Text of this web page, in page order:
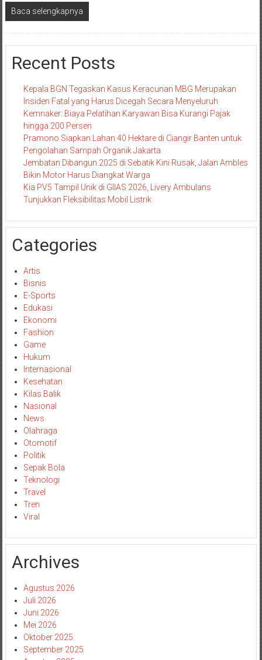
Baca selengkapnya
Recent Posts
Kepala BGN Tegaskan Kasus Keracunan MBG Merupakan
Insiden Fatal yang Harus Dicegah Secara Menyeluruh
Kemnaker: Biaya Pelatihan Karyawan Bisa Kurangi Pajak
hingga 200 Persen
Pramono Siapkan Lahan 40 Hektare di Ciangir Banten untuk
Pengolahan Sampah Organik Jakarta
Jembatan Dibangun 2025 di Sebatik Kini Rusak, Jalan Ambles
Bikin Motor Harus Diangkat Warga
Kia PV5 Tampil Unik di GIIAS 2026, Livery Ambulans
Tunjukkan Fleksibilitas Mobil Listrik
Categories
Artis
Bisnis
E-Sports
Edukasi
Ekonomi
Fashion
Game
Hukum
Internasional
Kesehatan
Kilas Balik
Nasional
News
Olahraga
Otomotif
Politik
Sepak Bola
Teknologi
Travel
Tren
Viral
Archives
Agustus 2026
Juli 2026
Juni 2026
Mei 2026
Oktober 2025
September 2025